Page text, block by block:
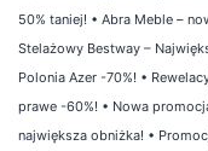
50% taniej! • Abra Meble –
Stelażowy Bestway –
Polonia Azer -70%! •
prawe -60%! • Nowa
największa obniżka! •